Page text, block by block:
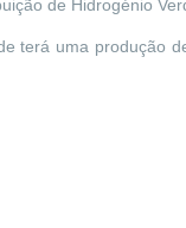
de Hidrogénio
terá uma produção